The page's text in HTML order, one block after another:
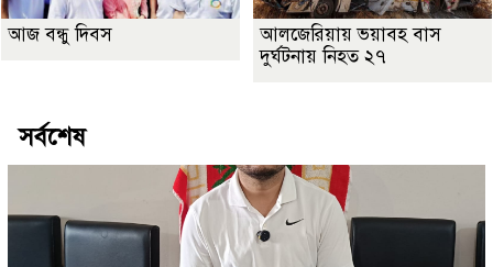
আজ বন্ধু দিবস
আলজেরিয়ায় ভয়াবহ বাস
দুর্ঘটনায় নিহত ২৭
সর্বশেষ